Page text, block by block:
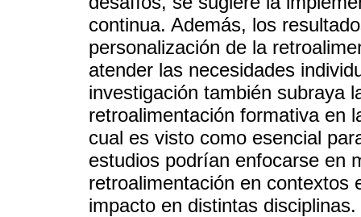
continua. Además, los
personalización de la
atender las necesidades
investigación también subraya
retroalimentación formativa en
cual es visto como esencial
estudios podrían enfocarse en
retroalimentación en contextos
impacto en distintas disciplinas.